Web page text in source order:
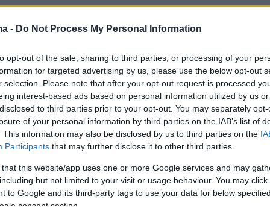
- Do Not Process My Personal Information
opt-out of the sale, sharing to third parties, or processing of your
for targeted advertising by us, please use the below opt-out
selection. Please note that after your opt-out request is processed
interest-based ads based on personal information utilized by us
to third parties prior to your opt-out. You may separately
of your personal information by third parties on the IAB’s list of
This information may also be disclosed by us to third parties on the
Participants that may further disclose it to other third parties.
that this website/app uses one or more Google services and may
but not limited to your visit or usage behaviour. You may
to Google and its third-party tags to use your data for below
consent section.
πρακτορείο FARS του Ιράν έκρηξη
της ιρανικής πόλης Ισφαχάν ενώ την ίδια
και το ιρανικό Press TV. Ωστόσο
λίγη ώρα αργότερα υποστήριξαν ότι δεν
χτύπημα στο έδαφος αλλά αντίθετα
τρεις στόχοι στον ουρανό του Ιράν.
διαβεβαίωσε ότι οι πυρηνικές της
είναι ασφαλείς.
αναφορά των φερόμενων ισραηλινών